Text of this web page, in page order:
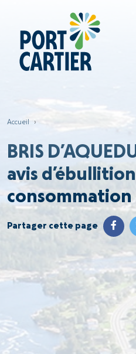
Accueil ›
BRIS
avis
consommation
Partager cette page